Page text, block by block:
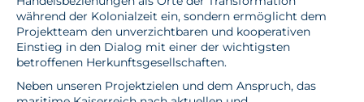
während der Kolonialzeit ein, sondern ermöglicht dem
Projektteam den unverzichtbaren und kooperativen
Einstieg in den Dialog mit einer der wichtigsten
betroffenen Herkunftsgesellschaften.
Neben unseren Projektzielen und dem Anspruch, das